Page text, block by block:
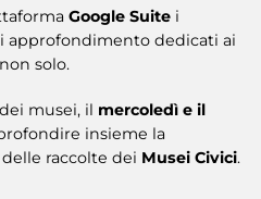
Google Suite i
approfondimento dedicati ai
solo.
musei, il mercoledì e il
insieme la
raccolte dei Musei Civici.